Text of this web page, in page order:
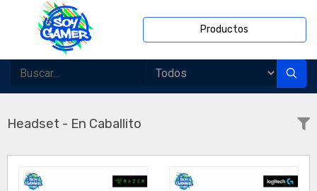
Productos
Headset - En Caballito